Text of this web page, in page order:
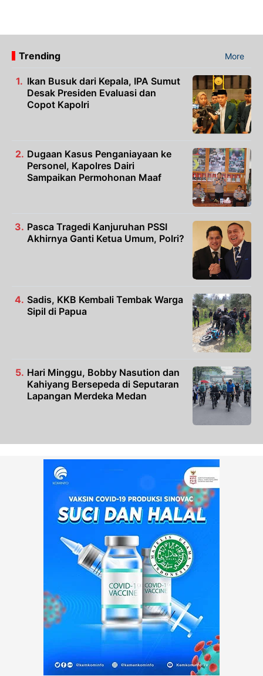
Trending More
Ikan Busuk dari Kepala, IPA Sumut
Desak Presiden Evaluasi dan
Copot Kapolri
Dugaan Kasus Penganiayaan ke
Personel, Kapolres Dairi
Sampaikan Permohonan Maaf
Pasca Tragedi Kanjuruhan PSSI
Akhirnya Ganti Ketua Umum, Polri?
Sadis, KKB Kembali Tembak Warga
Sipil di Papua
Hari Minggu, Bobby Nasution dan
Kahiyang Bersepeda di Seputaran
Lapangan Merdeka Medan